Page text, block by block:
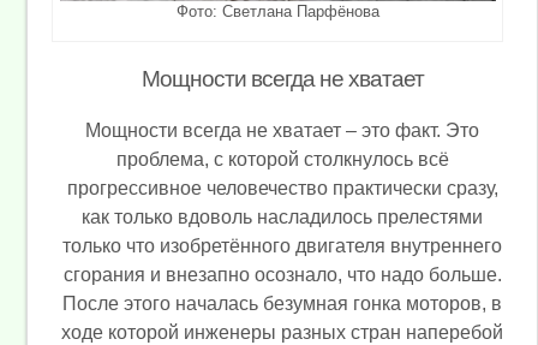
Фото: Светлана Парфёнова
Мощности всегда не хватает
Мощности всегда не хватает – это факт. Это
проблема, с которой столкнулось всё
прогрессивное человечество практически сразу,
как только вдоволь насладилось прелестями
только что изобретённого двигателя внутреннего
сгорания и внезапно осознало, что надо больше.
После этого началась безумная гонка моторов, в
ходе которой инженеры разных стран наперебой